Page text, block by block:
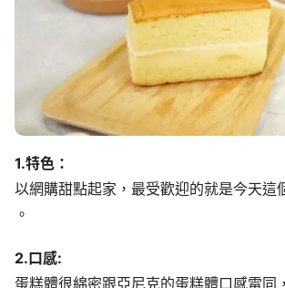
1.特色：
以網購甜點起家，最受歡迎的就是今天這
。
2.口感:
蛋糕體很綿密跟亞尼克的蛋糕體口感雷同